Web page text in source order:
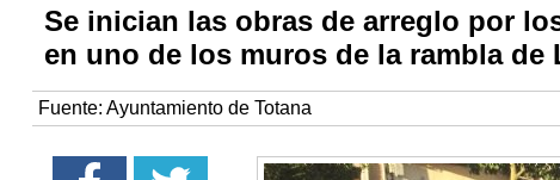
Se inician las obras de arreglo por
en uno de los muros de la rambla de
Fuente: Ayuntamiento de Totana